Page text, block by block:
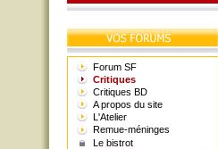
Forum SF
Critiques
Critiques BD
A propos du site
L'Atelier
Remue-méninges
Le bistrot